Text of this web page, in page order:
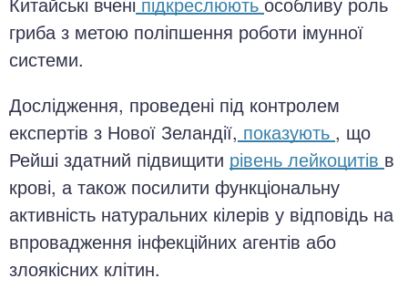
гриба з метою поліпшення роботи імунної
системи.
Дослідження, проведені під контролем
експертів з Нової Зеландії, показують , що
Рейші здатний підвищити рівень лейкоцитів в
крові, а також посилити функціональну
активність натуральних кілерів у відповідь на
впровадження інфекційних агентів або
злоякісних клітин.